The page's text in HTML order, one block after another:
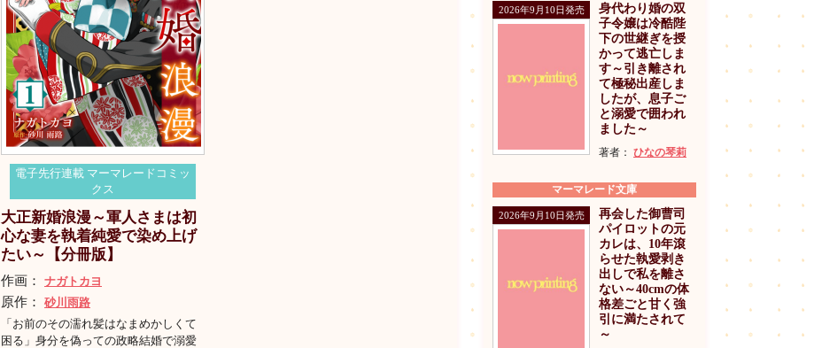
電子先行連載 マーマレードコミッ
クス
大正新婚浪漫～軍人さまは初
心な妻を執着純愛で染め上げ
たい～【分冊版】
作画： ナガトカヨ
原作： 砂川雨路
「お前のその濡れ髪はなまめかしくて
困る」身分を偽っての政略結婚で溺愛
2026年9月10日発売
身代わり婚の双
子令嬢は冷酷陛
下の世継ぎを授
かって逃亡しま
す～引き離され
て極秘出産しま
したが、息子ご
と溺愛で囲われ
ました～
著者： ひなの琴莉
マーマレード文庫
2026年9月10日発売
再会した御曹司
パイロットの元
カレは、10年滾
らせた執愛剥き
出しで私を離さ
ない～40cmの体
格差ごと甘く強
引に満たされて
～